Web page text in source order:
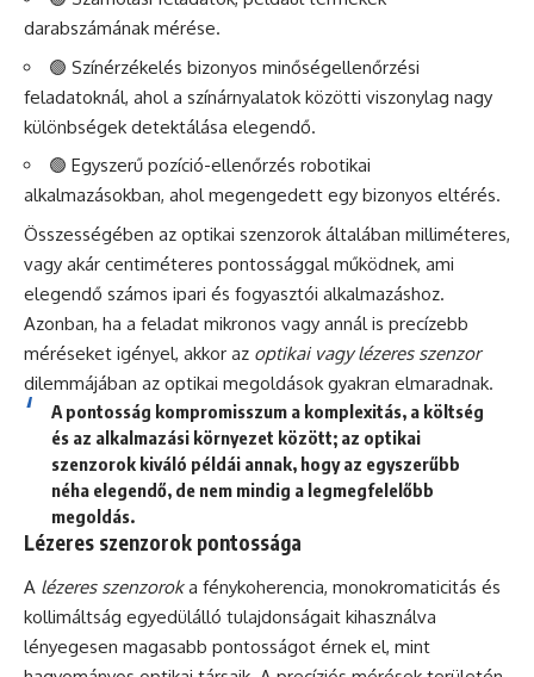
darabszámának mérése.
🟢 Színérzékelés bizonyos minőségellenőrzési
feladatoknál, ahol a színárnyalatok közötti viszonylag nagy
különbségek detektálása elegendő.
🟢 Egyszerű pozíció-ellenőrzés robotikai
alkalmazásokban, ahol megengedett egy bizonyos eltérés.
Összességében az optikai szenzorok általában milliméteres,
vagy akár centiméteres pontossággal működnek, ami
elegendő számos ipari és fogyasztói alkalmazáshoz.
Azonban, ha a feladat mikronos vagy annál is precízebb
méréseket igényel, akkor az optikai vagy lézeres szenzor
dilemmájában az optikai megoldások gyakran elmaradnak.
A pontosság kompromisszum a komplexitás, a költség
és az alkalmazási környezet között; az optikai
szenzorok kiváló példái annak, hogy az egyszerűbb
néha elegendő, de nem mindig a legmegfelelőbb
megoldás.
Lézeres szenzorok pontossága
A lézeres szenzoroka fénykoherencia, monokromaticitás és
kollimáltság egyedülálló tulajdonságait kihasználva
lényegesen magasabb pontosságot érnek el, mint